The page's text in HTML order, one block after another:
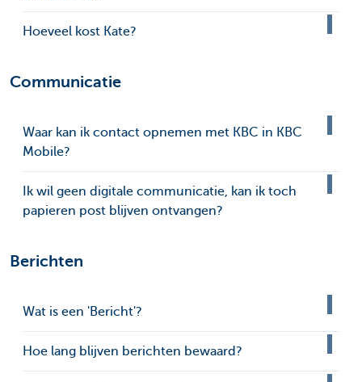
Hoeveel kost Kate?
Communicatie
Waar kan ik contact opnemen met KBC in KBC
Mobile?
Ik wil geen digitale communicatie, kan ik toch
papieren post blijven ontvangen?
Berichten
Wat is een 'Bericht'?
Hoe lang blijven berichten bewaard?